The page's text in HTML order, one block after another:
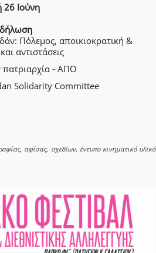
Ιούνη
Πόλεμος, αποικιοκρατική &
αντιστάσεις
πατριαρχία - ΑΠΟ
Solidarity Committee
αφίσας, σχεδίων, έντυπο κινηματικό υλικό